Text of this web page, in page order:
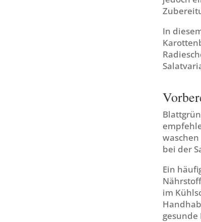
In
bei der
Ein
im